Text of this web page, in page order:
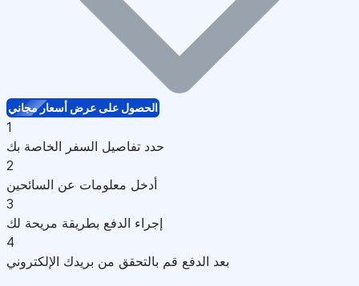
الحصول على عرض أسعار مجاني
1
حدد تفاصيل السفر الخاصة بك
2
أدخل معلومات عن السائحين
3
إجراء الدفع بطريقة مريحة لك
4
بعد الدفع قم بالتحقق من بريدك الإلكتروني